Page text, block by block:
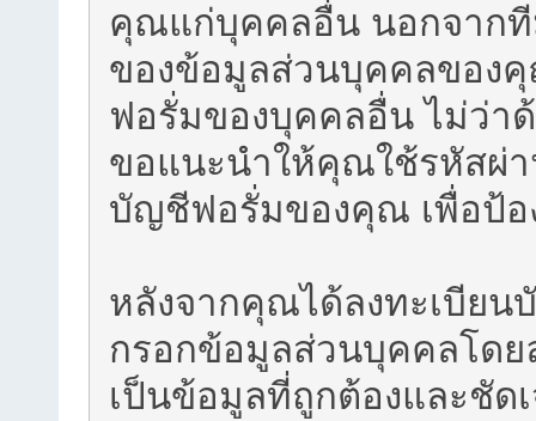
คุณแก่บุคคลอื่น นอกจาก
ของข้อมูลส่วนบุคคลของ
ฟอรั่มของบุคคลอื่น ไม่ว่า
ขอแนะนำให้คุณใช้รหัสผ่
บัญชีฟอรั่มของคุณ เพื่อป้
หลังจากคุณได้ลงทะเบีย
กรอกข้อมูลส่วนบุคคลโดย
เป็นข้อมูลที่ถูกต้องและชัด